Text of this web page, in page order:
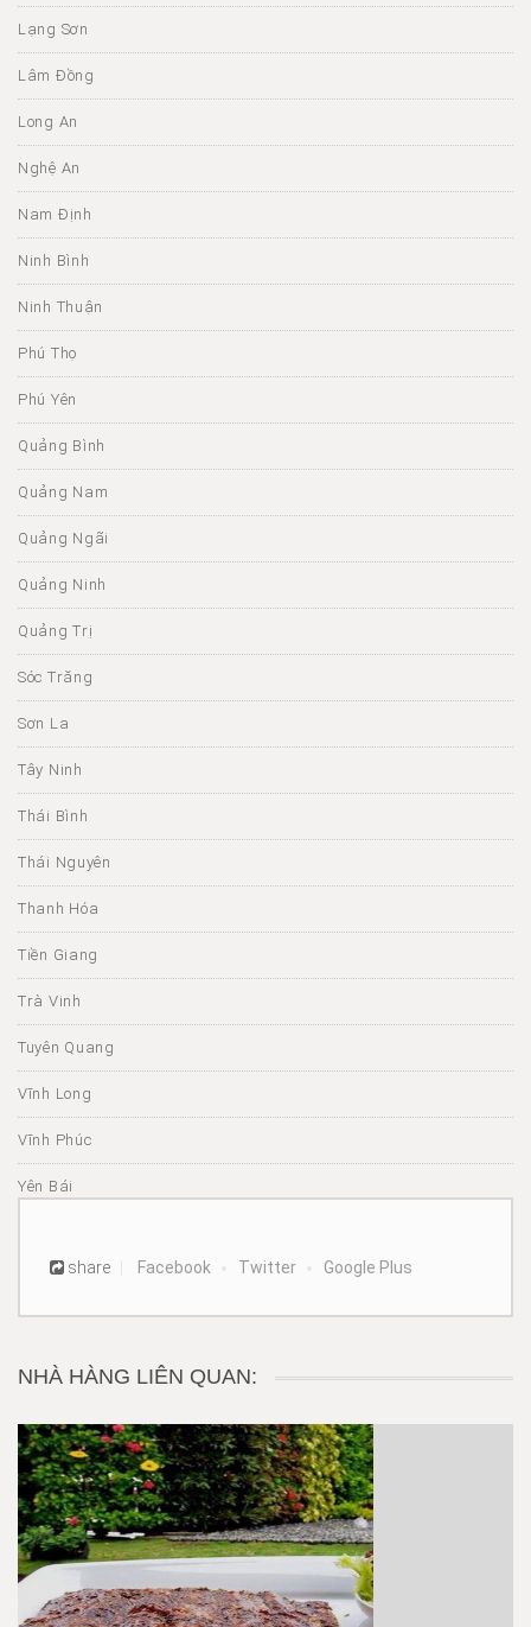
Lạng Sơn
Lâm Đồng
Long An
Nghệ An
Nam Định
Ninh Bình
Ninh Thuận
Phú Thọ
Phú Yên
Quảng Bình
Quảng Nam
Quảng Ngãi
Quảng Ninh
Quảng Trị
Sóc Trăng
Sơn La
Tây Ninh
Thái Bình
Thái Nguyên
Thanh Hóa
Tiền Giang
Trà Vinh
Tuyên Quang
Vĩnh Long
Vĩnh Phúc
Yên Bái
share Facebook Twitter Google Plus
NHÀ HÀNG LIÊN QUAN: